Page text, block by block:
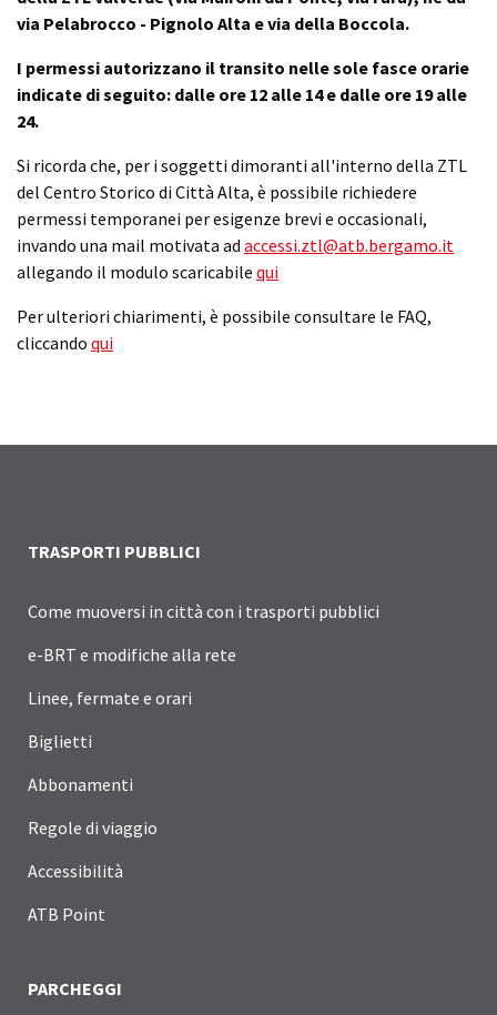
via Pelabrocco - Pignolo Alta e via della Boccola.
I permessi autorizzano il transito nelle sole fasce orarie
indicate di seguito: dalle ore 12 alle 14 e dalle ore 19 alle
24.
Si ricorda che, per i soggetti dimoranti all'interno della ZTL
del Centro Storico di Città Alta, è possibile richiedere
permessi temporanei per esigenze brevi e occasionali,
invando una mail motivata ad accessi.ztl@atb.bergamo.it
allegando il modulo scaricabile qui
Per ulteriori chiarimenti, è possibile consultare le FAQ,
cliccando qui
TRASPORTI PUBBLICI
Come muoversi in città con i trasporti pubblici
e-BRT e modifiche alla rete
Linee, fermate e orari
Biglietti
Abbonamenti
Regole di viaggio
Accessibilità
ATB Point
PARCHEGGI